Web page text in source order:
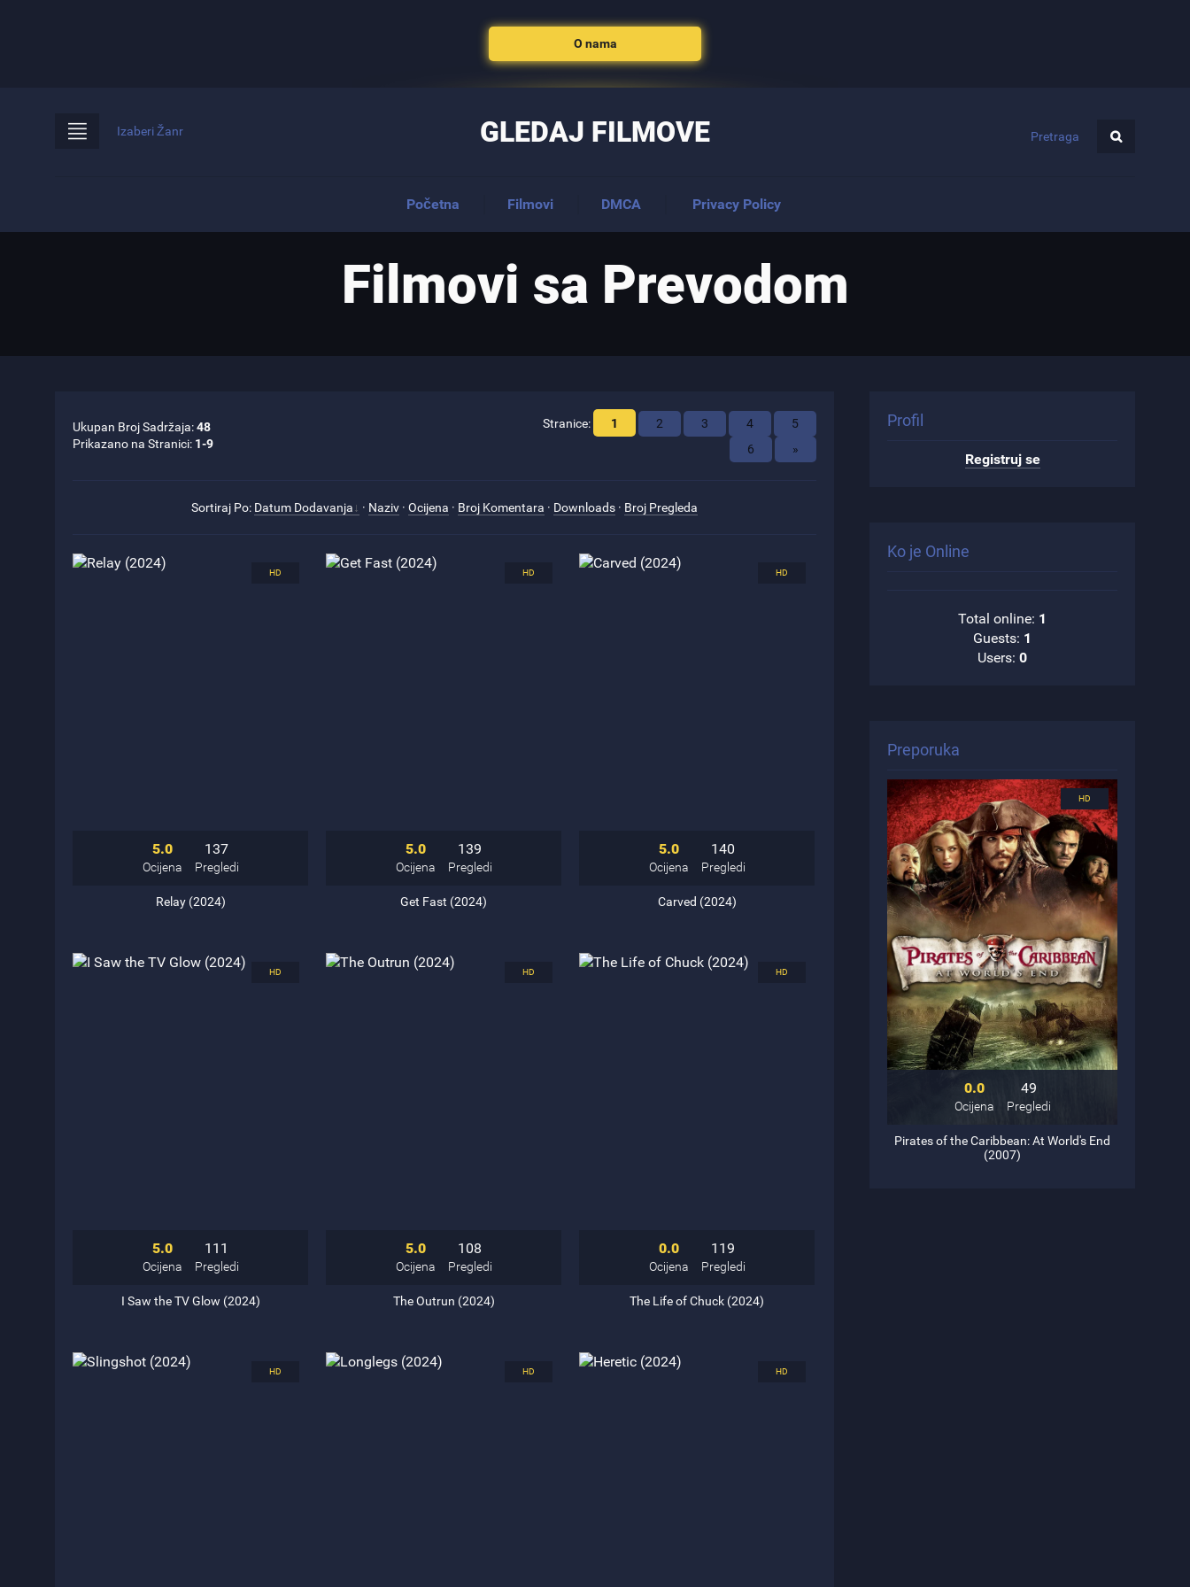
O nama
GLEDAJ FILMOVE
Izaberi Žanr Pretraga
Početna Filmovi DMCA Privacy Policy
Filmovi sa Prevodom
Ukupan Broj Sadržaja:48
Prikazano na Stranici: 1-9
Stranice: 1 2 3 4
5
6
»
Sortiraj Po: Datum Dodavanja · Naziv · Ocijena · Broj Komentara · Downloads · Broj Pregleda
5.0
Ocijena
137
Pregledi
Relay (2024)
5.0
Ocijena
139
Pregledi
Get Fast (2024)
5.0
Ocijena
140
Pregledi
Carved (2024)
5.0
Ocijena
111
Pregledi
I Saw the TV Glow (2024)
5.0
Ocijena
108
Pregledi
The Outrun (2024)
0.0
Ocijena
119
Pregledi
The Life of Chuck (2024)
Profil
Registruj se
Ko je Online
Total online: 1
Guests: 1
Users: 0
Preporuka
0.0
Ocijena
49
Pregledi
Pirates of the Caribbean: At World's End
(2007)